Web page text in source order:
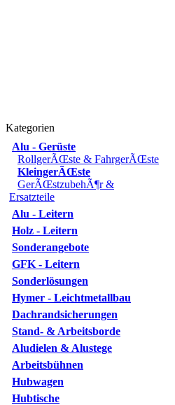
Kategorien
Alu - Gerüste
RollgerÃŒste & FahrgerÃŒste
KleingerÃŒste
GerÃŒstzubehÃ¶r &
Ersatzteile
Alu - Leitern
Holz - Leitern
Sonderangebote
GFK - Leitern
Sonderlösungen
Hymer - Leichtmetallbau
Dachrandsicherungen
Stand- & Arbeitsborde
Aludielen & Alustege
Arbeitsbühnen
Hubwagen
Hubtische